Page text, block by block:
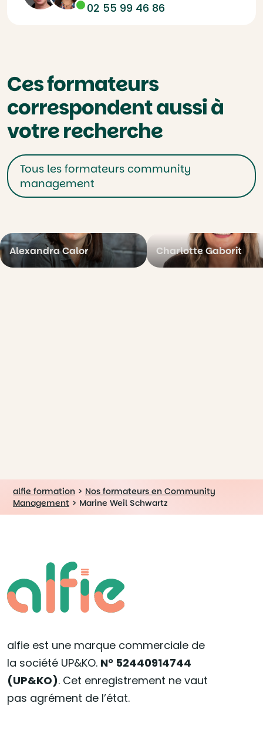
02 55 99 46 86
Ces formateurs
correspondent aussi à
votre recherche
Tous les formateurs community
management
Alexandra Calor Charlotte Gaborit
alfie formation > Nos formateurs en Community
Management > Marine Weil Schwartz
alfie est une marque commerciale de
la société UP&KO. N° 52440914744
(UP&KO). Cet enregistrement ne vaut
pas agrément de l’état.